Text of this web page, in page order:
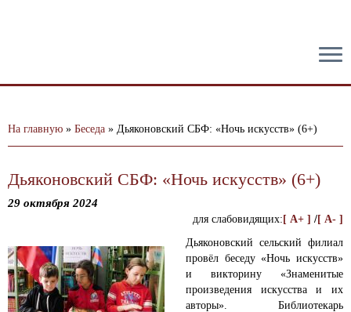
На главную » Беседа » Дьяконовский СБФ: «Ночь искусств» (6+)
Дьяконовский СБФ: «Ночь искусств» (6+)
29 октября 2024
для слабовидящих: [ A+ ] /[ A- ]
Дьяконовский сельский филиал
провёл беседу «Ночь искусств»
и викторину «Знаменитые
произведения искусства и их
авторы». Библиотекарь